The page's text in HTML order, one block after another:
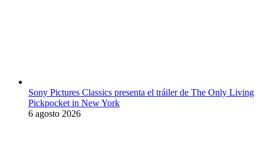
Sony Pictures Classics presenta el tráiler de The Only Living
Pickpocket in New York
6 agosto 2026